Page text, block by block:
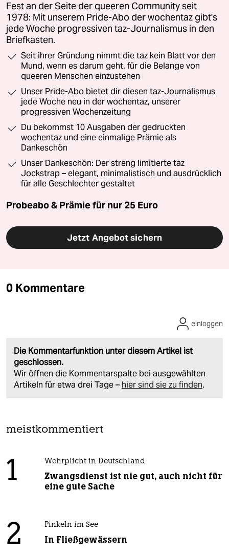
Fest an der Seite der queeren Community seit
1978: Mit unserem Pride-Abo der wochentaz gibt's
jede Woche progressiven taz-Journalismus in den
Briefkasten.
Seit ihrer Gründung nimmt die taz kein Blatt vor den
Mund, wenn es darum geht, für die Belange von
queeren Menschen einzustehen
Unser Pride-Abo bietet dir diesen taz-Journalismus
jede Woche neu in der wochentaz, unserer
progressiven Wochenzeitung
Du bekommst 10 Ausgaben der gedruckten
wochentaz und eine einmalige Prämie als
Dankeschön
Unser Dankeschön: Der streng limitierte taz
Jockstrap – elegant, minimalistisch und ausdrücklich
für alle Geschlechter gestaltet
Probeabo & Prämie für nur 25 Euro
Jetzt Angebot sichern
0 Kommentare
Die Kommentarfunktion unter diesem Artikel ist
geschlossen.
Wir öffnen die Kommentarspalte bei ausgewählten
Artikeln für etwa drei Tage – hier sind sie zu finden.
einloggen
meistkommentiert
1 Wehrplicht in Deutschland
Zwangsdienst ist nie gut, auch nicht für
eine gute Sache
2 Pinkeln im See
In Fließgewässern